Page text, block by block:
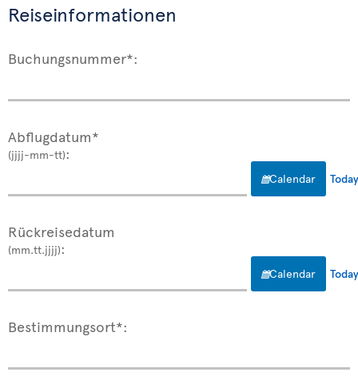
Reiseinformationen
Buchungsnummer*:
Abflugdatum*
(jjjj-mm-tt):
Calendar
Rückreisedatum
(mm.tt.jjjj):
Calendar
Bestimmungsort*: